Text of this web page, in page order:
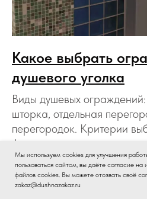
Какое выбрать
душевого уголка
Виды душевых ограждений:
шторка, отдельная
перегородок. Критерии
форма, размер, наличие
20.10.2025
Мы используем cookies для улучшения
пользоваться сайтом, вы даёте согласие на
файлов cookies. Вы можете отозвать своё
zakaz@dushnazakaz.ru